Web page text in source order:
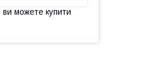
ви можете купити